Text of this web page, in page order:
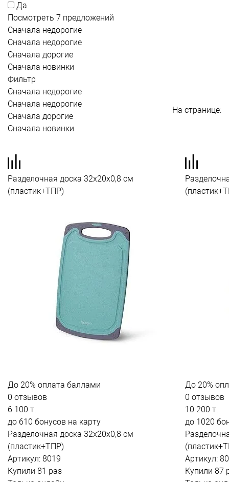
Да
Посмотреть 7 предложений
Сначала недорогие
Сначала недорогие
Сначала дорогие
Сначала новинки
Фильтр
Сначала недорогие
Сначала недорогие
Сначала дорогие
Сначала новинки
На странице:
Разделочная доска 32x20x0,8 см
(пластик+ТПР)
До 20% оплата баллами
0 отзывов
6 100 т.
до 610 бонусов на карту
Разделочная доска 32x20x0,8 см
(пластик+ТПР)
Артикул: 8019
Купили 81 раз
До 20%
0 отзывов
10 200 т.
до 1020
Артикул:
Купили 87